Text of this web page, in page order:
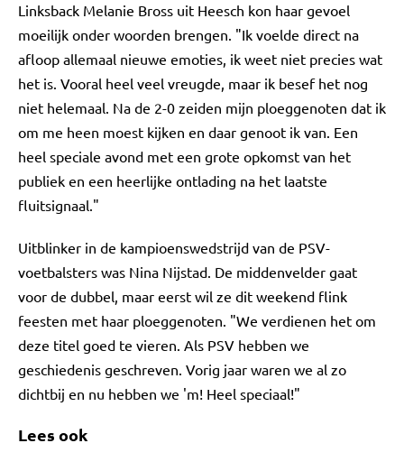
Linksback Melanie Bross uit Heesch kon haar gevoel
moeilijk onder woorden brengen. "Ik voelde direct na
afloop allemaal nieuwe emoties, ik weet niet precies wat
het is. Vooral heel veel vreugde, maar ik besef het nog
niet helemaal. Na de 2-0 zeiden mijn ploeggenoten dat ik
om me heen moest kijken en daar genoot ik van. Een
heel speciale avond met een grote opkomst van het
publiek en een heerlijke ontlading na het laatste
fluitsignaal."
Uitblinker in de kampioenswedstrijd van de PSV-
voetbalsters was Nina Nijstad. De middenvelder gaat
voor de dubbel, maar eerst wil ze dit weekend flink
feesten met haar ploeggenoten. "We verdienen het om
deze titel goed te vieren. Als PSV hebben we
geschiedenis geschreven. Vorig jaar waren we al zo
dichtbij en nu hebben we 'm! Heel speciaal!"
Lees ook